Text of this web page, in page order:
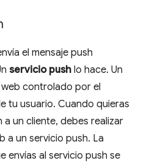
el mensaje push
servicio push lo hace. Un
controlado por el
tu usuario. Cuando quieras
un cliente, debes realizar
a un servicio push. La
envías al servicio push se